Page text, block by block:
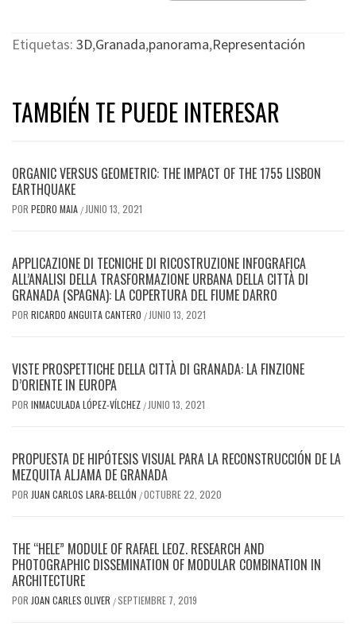
Etiquetas: 3D,Granada,panorama,Representación
TAMBIÉN TE PUEDE INTERESAR
ORGANIC VERSUS GEOMETRIC: THE IMPACT OF THE 1755 LISBON
EARTHQUAKE
POR PEDRO MAIA / JUNIO 13, 2021
APPLICAZIONE DI TECNICHE DI RICOSTRUZIONE INFOGRAFICA
ALL’ANALISI DELLA TRASFORMAZIONE URBANA DELLA CITTÀ DI
GRANADA (SPAGNA): LA COPERTURA DEL FIUME DARRO
POR RICARDO ANGUITA CANTERO / JUNIO 13, 2021
VISTE PROSPETTICHE DELLA CITTÀ DI GRANADA: LA FINZIONE
D’ORIENTE IN EUROPA
POR INMACULADA LÓPEZ-VÍLCHEZ / JUNIO 13, 2021
PROPUESTA DE HIPÓTESIS VISUAL PARA LA RECONSTRUCCIÓN DE LA
MEZQUITA ALJAMA DE GRANADA
POR JUAN CARLOS LARA-BELLÓN /OCTUBRE 22, 2020
THE “HELE” MODULE OF RAFAEL LEOZ. RESEARCH AND
PHOTOGRAPHIC DISSEMINATION OF MODULAR COMBINATION IN
ARCHITECTURE
POR JOAN CARLES OLIVER /SEPTIEMBRE 7, 2019